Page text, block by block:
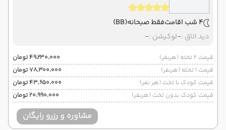
4 شب اقامت فقط صبحانه(BB)
دید اتاق :-لوکیشن :-
قیمت 2 تخته (هرنفر)
۴۹٬۲۳۰٬۰۰۰ تومان
قیمت 1 تخته (هرنفر)
۷۸٬۳۰۰٬۰۰۰ تومان
قیمت کودک با تخت (هر نفر)
۴۳٬۶۵۰٬۰۰۰ تومان
قیمت کودک بدون تخت (هرنفر)
۲۰٬۹۹۰٬۰۰۰ تومان
مشاوره و رزرو رایگان